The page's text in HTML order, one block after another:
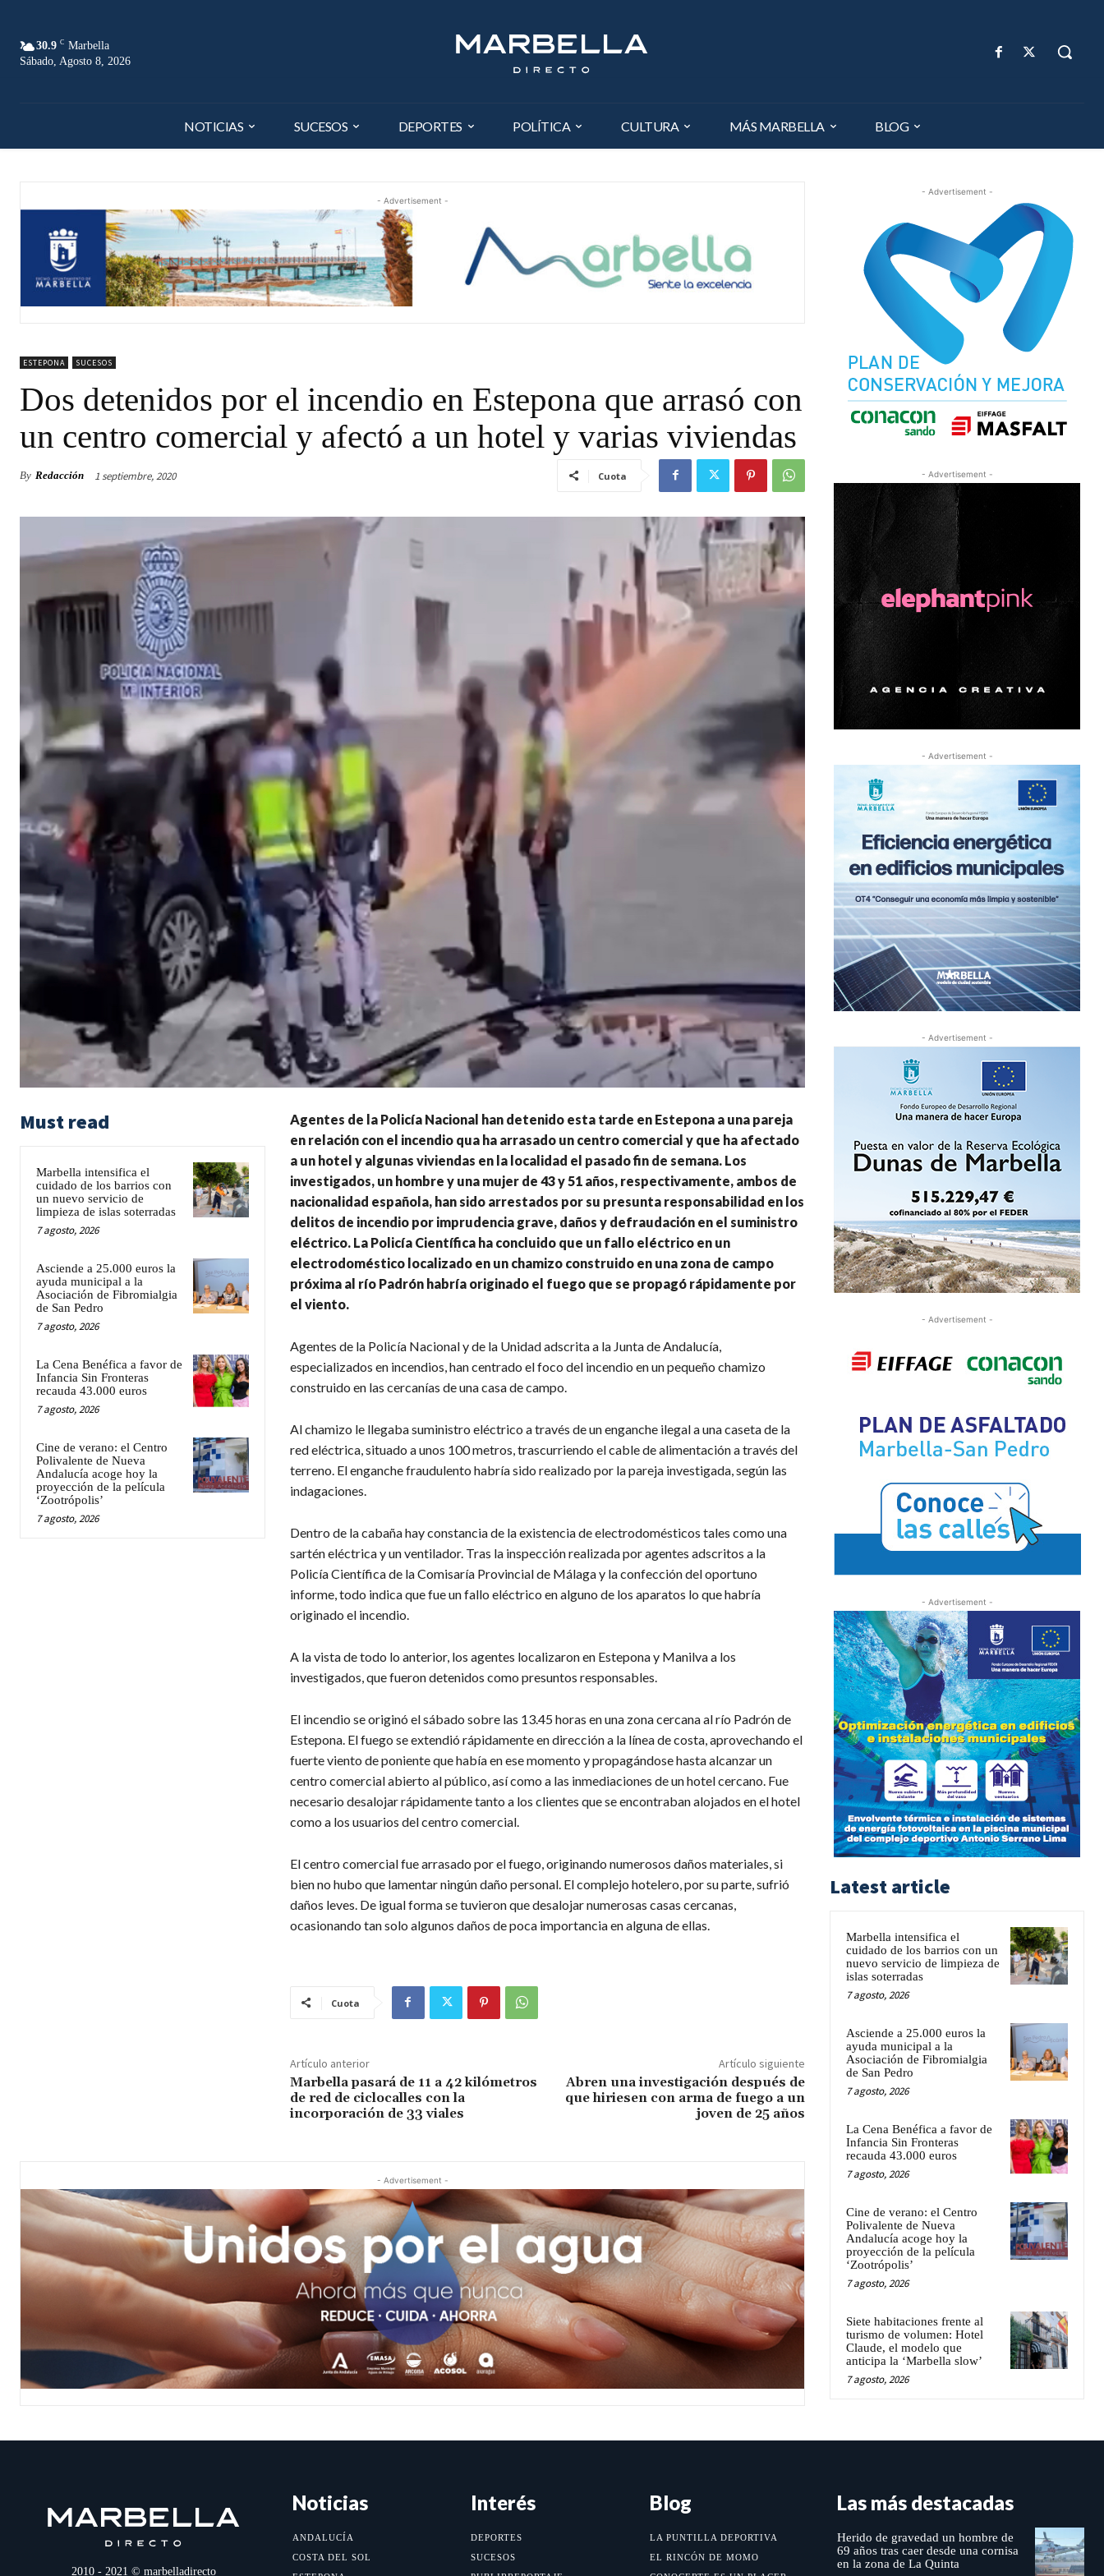
30.9 C Marbella
Sábado, Agosto 8, 2026
NOTICIAS SUCESOS DEPORTES POLÍTICA CULTURA MÁS MARBELLA BLOG
- Advertisement -
ESTEPONA SUCESOS
Dos detenidos por el incendio en Estepona que arrasó con
un centro comercial y afectó a un hotel y varias viviendas
By Redacción 1 septiembre, 2020 Cuota
Must read
Marbella intensifica el
cuidado de los barrios con
un nuevo servicio de
limpieza de islas soterradas
7 agosto, 2026
Asciende a 25.000 euros la
ayuda municipal a la
Asociación de Fibromialgia
de San Pedro
7 agosto, 2026
La Cena Benéfica a favor de
Infancia Sin Fronteras
recauda 43.000 euros
7 agosto, 2026
Cine de verano: el Centro
Polivalente de Nueva
Andalucía acoge hoy la
proyección de la película
‘Zootrópolis’
7 agosto, 2026
Agentes de la Policía Nacional han detenido esta tarde en Estepona a una pareja
en relación con el incendio qua ha arrasado un centro comercial y que ha afectado
a un hotel y algunas viviendas en la localidad el pasado fin de semana. Los
investigados, un hombre y una mujer de 43 y 51 años, respectivamente, ambos de
nacionalidad española, han sido arrestados por su presunta responsabilidad en los
delitos de incendio por imprudencia grave, daños y defraudación en el suministro
eléctrico. La Policía Científica ha concluido que un fallo eléctrico en un
electrodoméstico localizado en un chamizo construido en una zona de campo
próxima al río Padrón habría originado el fuego que se propagó rápidamente por
el viento.
Agentes de la Policía Nacional y de la Unidad adscrita a la Junta de Andalucía,
especializados en incendios, han centrado el foco del incendio en un pequeño chamizo
construido en las cercanías de una casa de campo.
Al chamizo le llegaba suministro eléctrico a través de un enganche ilegal a una caseta de la
red eléctrica, situado a unos 100 metros, trascurriendo el cable de alimentación a través del
terreno. El enganche fraudulento habría sido realizado por la pareja investigada, según las
indagaciones.
Dentro de la cabaña hay constancia de la existencia de electrodomésticos tales como una
sartén eléctrica y un ventilador. Tras la inspección realizada por agentes adscritos a la
Policía Científica de la Comisaría Provincial de Málaga y la confección del oportuno
informe, todo indica que fue un fallo eléctrico en alguno de los aparatos lo que habría
originado el incendio.
A la vista de todo lo anterior, los agentes localizaron en Estepona y Manilva a los
investigados, que fueron detenidos como presuntos responsables.
El incendio se originó el sábado sobre las 13.45 horas en una zona cercana al río Padrón de
Estepona. El fuego se extendió rápidamente en dirección a la línea de costa, aprovechando el
fuerte viento de poniente que había en ese momento y propagándose hasta alcanzar un
centro comercial abierto al público, así como a las inmediaciones de un hotel cercano. Fue
necesario desalojar rápidamente tanto a los clientes que se encontraban alojados en el hotel
como a los usuarios del centro comercial.
El centro comercial fue arrasado por el fuego, originando numerosos daños materiales, si
bien no hubo que lamentar ningún daño personal. El complejo hotelero, por su parte, sufrió
daños leves. De igual forma se tuvieron que desalojar numerosas casas cercanas,
ocasionando tan solo algunos daños de poca importancia en alguna de ellas.
Cuota
Artículo anterior
Marbella pasará de 11 a 42 kilómetros
de red de ciclocalles con la
incorporación de 33 viales
Artículo siguiente
Abren una investigación después de
que hiriesen con arma de fuego a un
joven de 25 años
- Advertisement -
- Advertisement -
- Advertisement -
- Advertisement -
- Advertisement -
- Advertisement -
- Advertisement -
Latest article
Marbella intensifica el
cuidado de los barrios con un
nuevo servicio de limpieza de
islas soterradas
7 agosto, 2026
Asciende a 25.000 euros la
ayuda municipal a la
Asociación de Fibromialgia
de San Pedro
7 agosto, 2026
La Cena Benéfica a favor de
Infancia Sin Fronteras
recauda 43.000 euros
7 agosto, 2026
Cine de verano: el Centro
Polivalente de Nueva
Andalucía acoge hoy la
proyección de la película
‘Zootrópolis’
7 agosto, 2026
Siete habitaciones frente al
turismo de volumen: Hotel
Claude, el modelo que
anticipa la ‘Marbella slow’
7 agosto, 2026
2010 - 2021 © marbelladirecto
Noticias
ANDALUCÍA
COSTA DEL SOL
Interés
DEPORTES
SUCESOS
Blog
LA PUNTILLA DEPORTIVA
EL RINCÓN DE MOMO
Las más destacadas
Herido de gravedad un hombre de
69 años tras caer desde una cornisa
en la zona de La Quinta